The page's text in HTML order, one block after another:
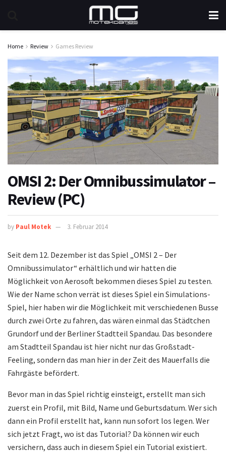
Home Review Games Review
OMSI 2: Der Omnibussimulator –
Review (PC)
by Paul Motek 3. Februar 2014
Seit dem 12. Dezember ist das Spiel „OMSI 2 – Der
Omnibussimulator“ erhältlich und wir hatten die
Möglichkeit von Aerosoft bekommen dieses Spiel zu testen.
Wie der Name schon verrät ist dieses Spiel ein Simulations-
Spiel, hier haben wir die Möglichkeit mit verschiedenen Busse
durch zwei Orte zu fahren, das wären einmal das Städtchen
Grundorf und der Berliner Stadtteil Spandau. Das besondere
am Stadtteil Spandau ist hier nicht nur das Großstadt-
Feeling, sondern das man hier in der Zeit des Mauerfalls die
Fahrgäste befördert.
Bevor man in das Spiel richtig einsteigt, erstellt man sich
zuerst ein Profil, mit Bild, Name und Geburtsdatum. Wer sich
dann ein Profil erstellt hat, kann nun sofort los legen. Wer
sich jetzt Fragt, wo ist das Tutorial? Da können wir euch
versichern, dass auch in diesem Spiel ein Tutorial existiert.